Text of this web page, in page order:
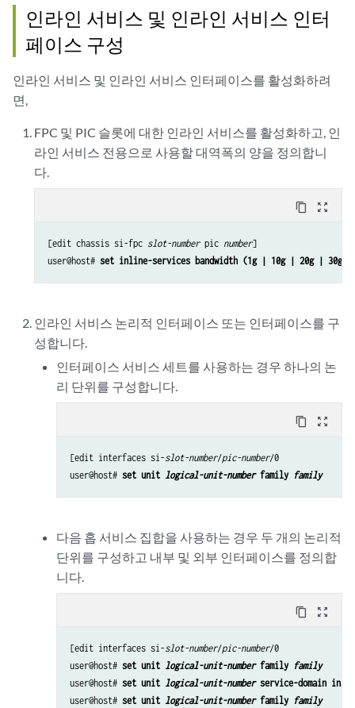
인라인 서비스 및 인라인 서비스 인터
페이스 구성
인라인 서비스 및 인라인 서비스 인터페이스를 활성화하려
면,
FPC 및 PIC 슬롯에 대한 인라인 서비스를 활성화하고, 인
라인 서비스 전용으로 사용할 대역폭의 양을 정의합니
다.
content_copy zoom_out_map
[edit chassis si-fpc slot-number pic number]
user@host# set inline-services bandwidth (1g | 10g | 20g | 30g |
인라인 서비스 논리적 인터페이스 또는 인터페이스를 구
성합니다.
인터페이스 서비스 세트를 사용하는 경우 하나의 논
리 단위를 구성합니다.
content_copy zoom_out_map
[edit interfaces si-slot-number/pic-number/0
user@host# set unit logical-unit-number family family
다음 홉 서비스 집합을 사용하는 경우 두 개의 논리적
단위를 구성하고 내부 및 외부 인터페이스를 정의합
니다.
content_copy zoom_out_map
[edit interfaces si-slot-number/pic-number/0
user@host# set unit logical-unit-number family family
user@host# set unit logical-unit-number service-domain
user@host# set unit logical-unit-number family family